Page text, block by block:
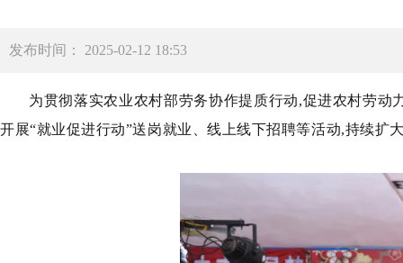
发布时间： 2025-02-12 18:53
为贯彻落实农业农村部劳务协作提质行动,促进农村劳
开展“就业促进行动”送岗就业、线上线下招聘等活动,持续扩